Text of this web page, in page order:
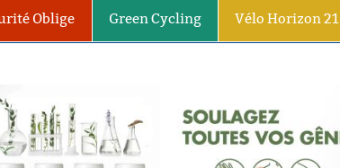
Oblige Green Cycling Vélo Horizon 21